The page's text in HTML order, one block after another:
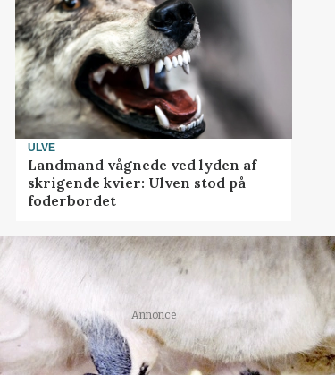
ULVE
Landmand vågnede ved lyden af
skrigende kvier: Ulven stod på
foderbordet
Annonce